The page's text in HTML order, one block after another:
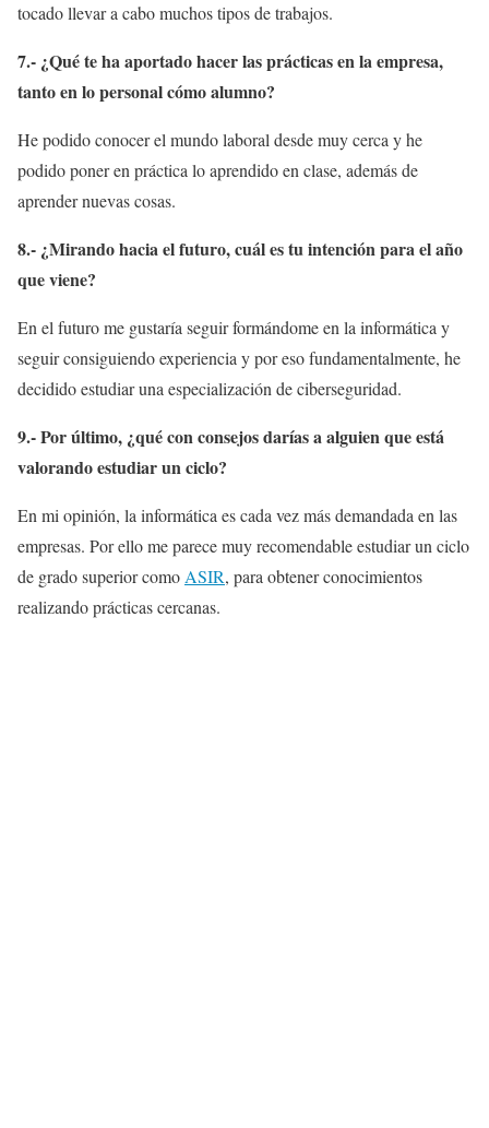
tocado llevar a cabo muchos tipos de trabajos.
7.- ¿Qué te ha aportado hacer las prácticas en la empresa,
tanto en lo personal cómo alumno?
He podido conocer el mundo laboral desde muy cerca y he
podido poner en práctica lo aprendido en clase, además de
aprender nuevas cosas.
8.- ¿Mirando hacia el futuro, cuál es tu intención para el año
que viene?
En el futuro me gustaría seguir formándome en la informática y
seguir consiguiendo experiencia y por eso fundamentalmente, he
decidido estudiar una especialización de ciberseguridad.
9.- Por último, ¿qué con consejos darías a alguien que está
valorando estudiar un ciclo?
En mi opinión, la informática es cada vez más demandada en las
empresas. Por ello me parece muy recomendable estudiar un ciclo
de grado superior como ASIR, para obtener conocimientos
realizando prácticas cercanas.